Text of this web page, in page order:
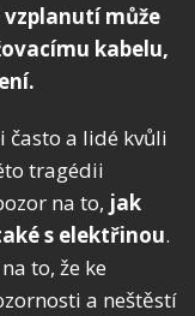
může
kabelu,
často a lidé kvůli
tragédii
na to, jak
s elektřinou.
to, že ke
a neštěstí